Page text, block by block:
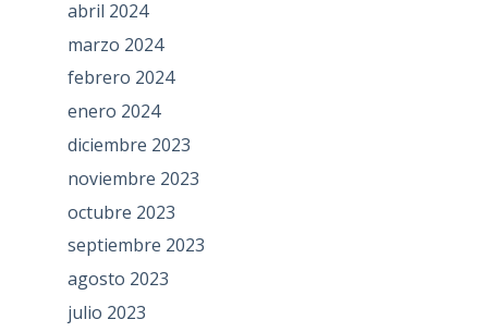
abril 2024
marzo 2024
febrero 2024
enero 2024
diciembre 2023
noviembre 2023
octubre 2023
septiembre 2023
agosto 2023
julio 2023